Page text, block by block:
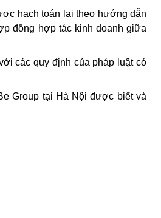
hạch toán lại theo hướng dẫn
đồng hợp tác kinh doanh giữa
các quy định của pháp luật có
Group tại Hà Nội được biết và